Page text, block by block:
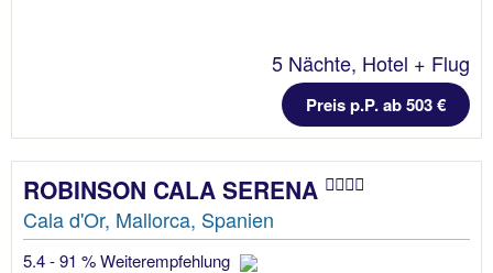
5 Nächte, Hotel + Flug
Preis p.P. ab 503 €
ROBINSON CALA SERENA
Cala d'Or, Mallorca, Spanien
5.4 - 91 % Weiterempfehlung